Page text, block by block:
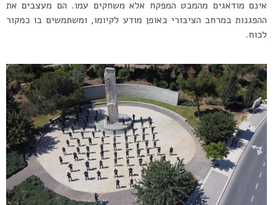
אינם מודאגים מהמבט המפקח אלא משחקים עמו. הם מעצבים את
ההפגנות במרחב הציבורי באופן מודע לקיומו, ומשתמשים בו כמקור
לכוח.